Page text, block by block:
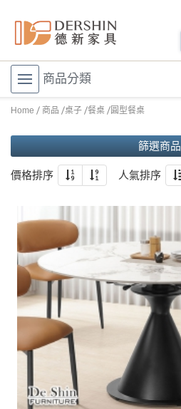
商品分類
Home 商品 桌子 餐桌 圓型餐桌
篩選商品
價格排序 人氣排序